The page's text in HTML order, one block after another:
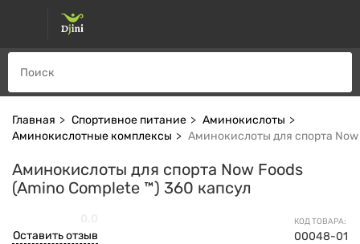
Главная Спортивное питание
Аминокислоты
Аминокислотные комплексы
Аминокислоты для спорта
Аминокислоты для спорта Now Foods
(Amino Complete ™) 360 капсул
КОД ТОВАРА:
00048-01
Оставить отзыв